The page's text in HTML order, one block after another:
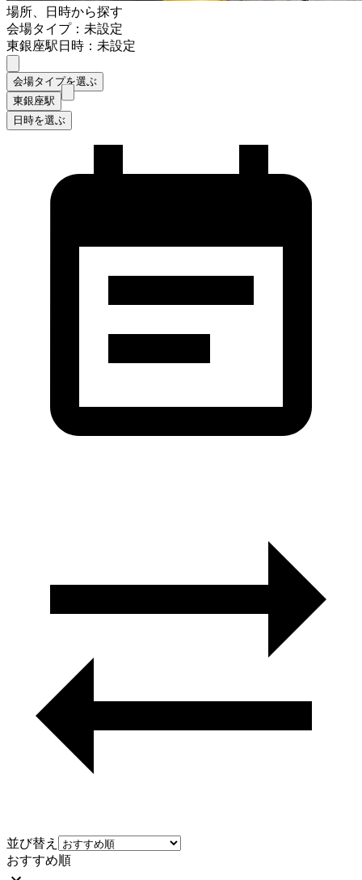
場所、日時から探す
会場タイプ：未設定
東銀座駅日時：未設定
会場タイプを選ぶ
東銀座駅
日時を選ぶ
並び替え
おすすめ順